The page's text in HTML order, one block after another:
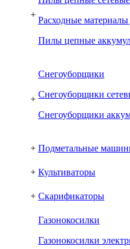
+
Расходные
Пилы цепные
+
Снегоуборщики
Снегоуборщики
Снегоуборщики
+ Подметальные
+ Культиваторы
+ Скарификаторы
Газонокосилки
Газонокосилки